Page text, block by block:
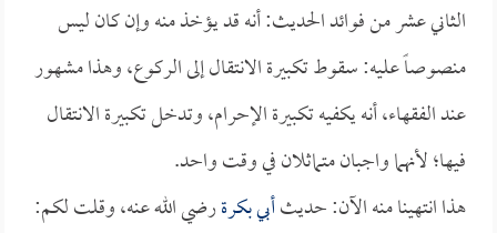
الثاني عشر من فوائد الحديث: أنه قد يؤخذ منه وإن كان ليس
منصوصاً عليه: سقوط تكبيرة الانتقال إلى الركوع، وهذا مشهور
عند الفقهاء، أنه يكفيه تكبيرة الإحرام، وتدخل تكبيرة الانتقال
فيها؛ لأنهما واجبان متماثلان في وقت واحد.
هذا انتهينا منه الآن: حديثأبي بكرةرضي الله عنه، وقلت لكم: